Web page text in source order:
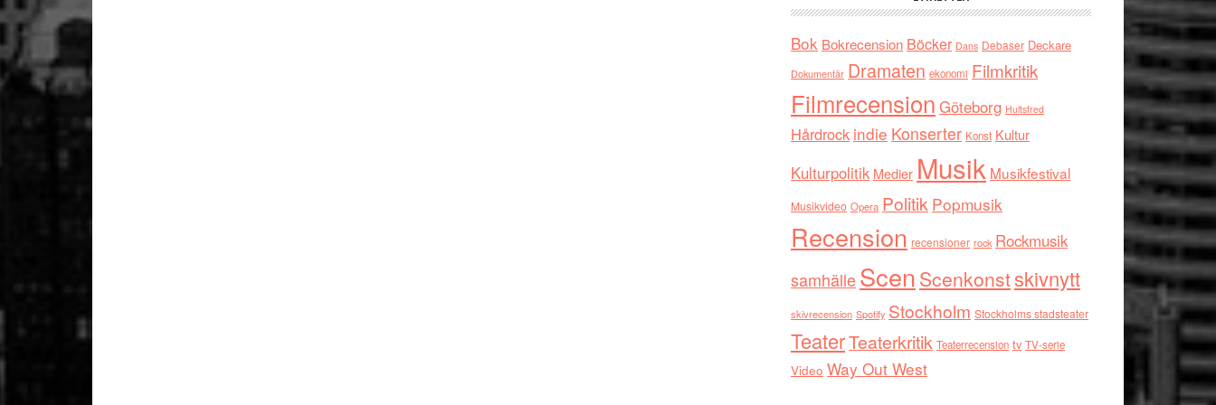
Bok Bokrecension Böcker Dans Debaser Deckare
Dokumentär Dramaten ekonomi Filmkritik
Filmrecension Göteborg Hultsfred
Hårdrock indie Konserter Konst Kultur
Kulturpolitik Medier Musik Musikfestival
Musikvideo Opera Politik Popmusik
Recension recensioner rock Rockmusik
samhälleScen Scenkonstskivnytt
skivrecension Spotify Stockholm Stockholms stadsteater
TeaterTeaterkritik Teaterrecension tv TV-serie
Video Way Out West